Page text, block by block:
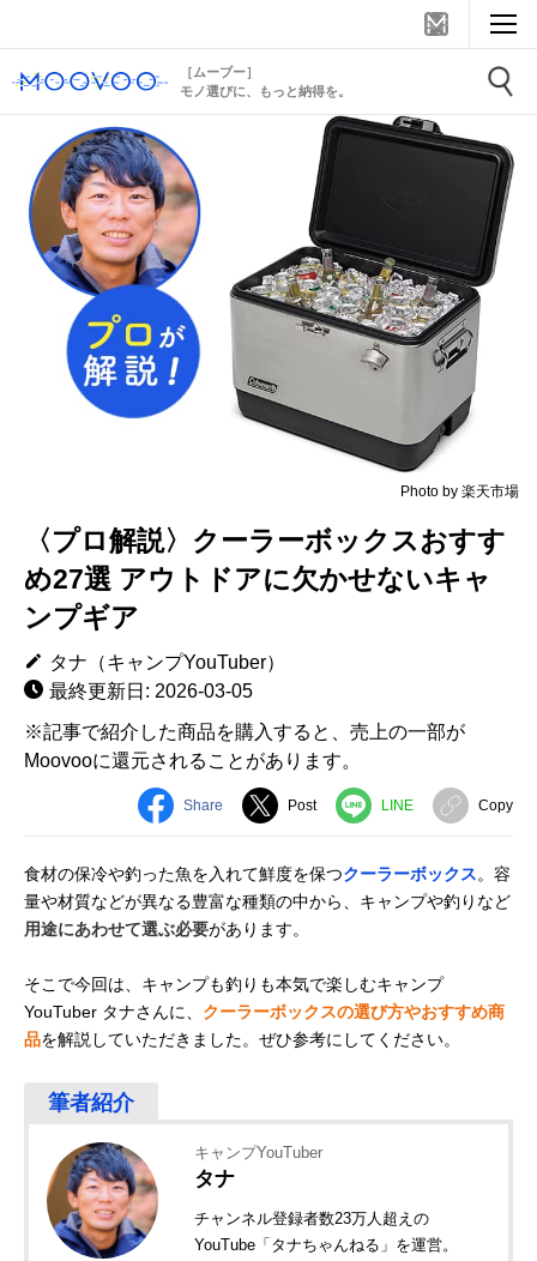
［ムーブー］
モノ選びに、もっと納得を。
Photo by 楽天市場
〈プロ解説〉クーラーボックスおすす
め27選 アウトドアに欠かせないキャ
ンプギア
タナ（キャンプYouTuber）
最終更新日: 2026-03-05
※記事で紹介した商品を購入すると、売上の一部が
Moovooに還元されることがあります。
Share Post LINE Copy
食材の保冷や釣った魚を入れて鮮度を保つクーラーボックス。容
量や材質などが異なる豊富な種類の中から、キャンプや釣りなど
用途にあわせて選ぶ必要があります。
そこで今回は、キャンプも釣りも本気で楽しむキャンプ
YouTuber タナさんに、 クーラーボックスの選び方やおすすめ商
品を解説していただきました。ぜひ参考にしてください。
キャンプYouTuber
タナ
チャンネル登録者数23万人超えの
YouTube「タナちゃんねる」を運営。